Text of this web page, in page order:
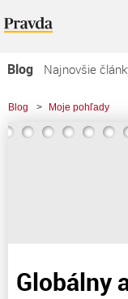
Blog
Najnovšie
Najčítanejšie články
Najkomentovanejšie
Blog > Moje pohľady
> Globálny a bezpečný
Globálny